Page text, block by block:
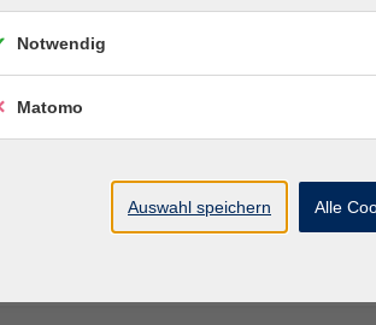
Schweiz – gibt es das?
Forchheim
Forchheim
Notwendig
Matomo
Auswahl speichern Alle